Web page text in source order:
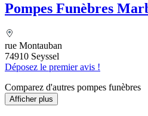
Pompes Funèbres
rue Montauban
74910 Seyssel
Déposez le premier avis !
Comparez d'autres pompes funèbres
Afficher plus